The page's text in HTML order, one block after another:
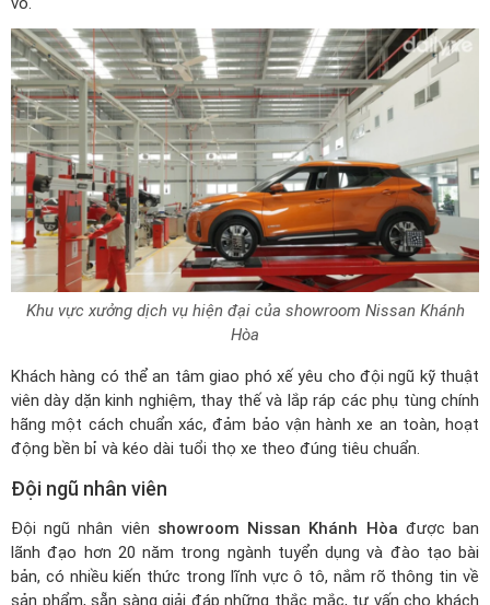
Khu vực xưởng dịch vụ hiện đại của showroom Nissan Khánh
Hòa
Khách hàng có thể an tâm giao phó xế yêu cho đội ngũ kỹ thuật
viên dày dặn kinh nghiệm, thay thế và lắp ráp các phụ tùng chính
hãng một cách chuẩn xác, đảm bảo vận hành xe an toàn, hoạt
động bền bỉ và kéo dài tuổi thọ xe theo đúng tiêu chuẩn.
Đội ngũ nhân viên
Đội ngũ nhân viên showroom Nissan Khánh Hòa được ban
lãnh đạo hơn 20 năm trong ngành tuyển dụng và đào tạo bài
bản, có nhiều kiến thức trong lĩnh vực ô tô, nắm rõ thông tin về
sản phẩm, sẵn sàng giải đáp những thắc mắc, tư vấn cho khách